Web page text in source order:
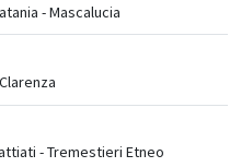
- Mascalucia
- Tremestieri Etneo